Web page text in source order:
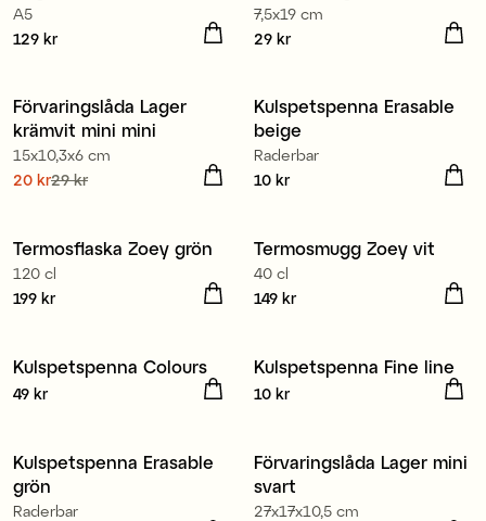
A5
Pris :129 kr
129 kr
7,5x19 cm
Pris:
29 kr
Kampanj 30%
Förvaringslåda Lager
krämvit mini mini
15x10,3x6 cm
Nuvarande pris
20 kr29 kr
Kulspetspenna Erasable
beige
Raderbar
Pris:
10 kr
Termosflaska Zoey grön
120 cl
Pris :199 kr
199 kr
Termosmugg Zoey vit
40 cl
Pris :149 kr
149 kr
Kulspetspenna Colours
Pris:
49 kr
Kulspetspenna Fine line
Pris:
10 kr
Kulspetspenna Erasable
grön
Raderbar
Kampanj 30%
Förvaringslåda Lager mini
svart
27x17x10,5 cm